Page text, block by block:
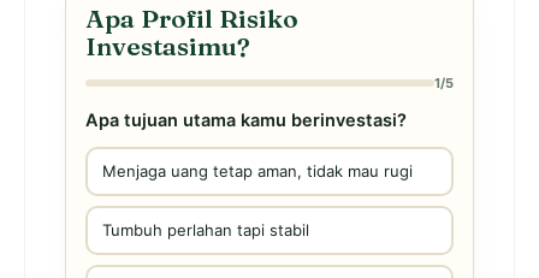
Apa Profil Risiko
Investasimu?
1/5
Apa tujuan utama kamu berinvestasi?
Menjaga uang tetap aman, tidak mau rugi
Tumbuh perlahan tapi stabil